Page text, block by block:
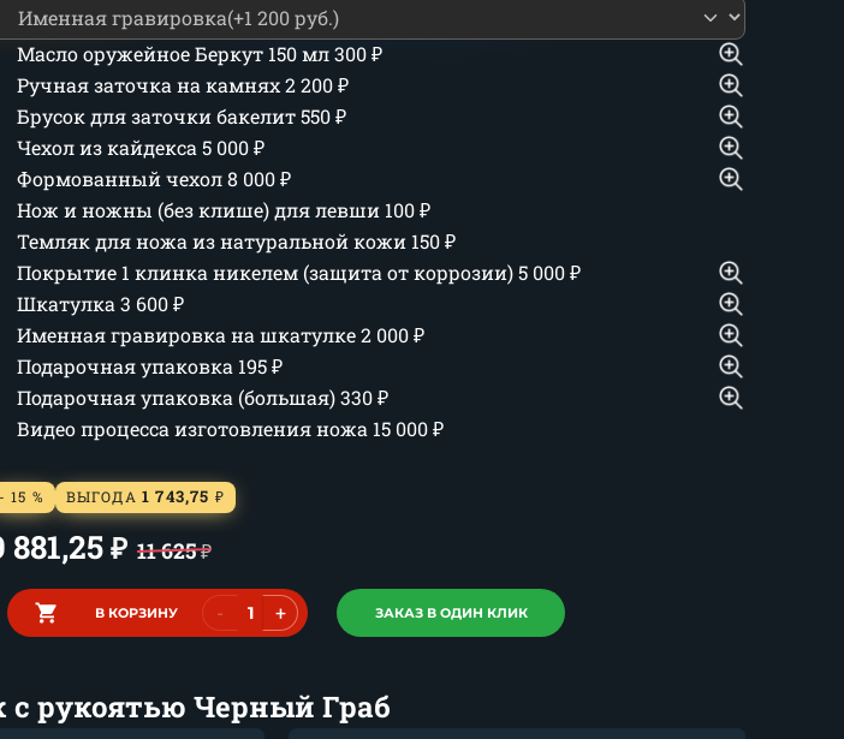
Масло оружейное Беркут 150 мл300₽
Ручная заточка на камнях2 200₽
Брусок для заточки бакелит550₽
Чехол из кайдекса 5 000₽
Формованный чехол8 000₽
Нож и ножны (без клише) для левши 100₽
Темляк для ножа из натуральной кожи 150₽
Покрытие 1 клинка никелем (защита от коррозии)5 000₽
Шкатулка 3 600₽
Именная гравировка на шкатулке2 000₽
Подарочная упаковка 195₽
Подарочная упаковка (большая)330₽
Видео процесса изготовления ножа 15 000₽
- 15 % ВЫГОДА 1 743,75 ₽
881,25₽ 11 625₽
В КОРЗИНУ - + ЗАКАЗ В ОДИН КЛИК
рукоятью Черный Граб